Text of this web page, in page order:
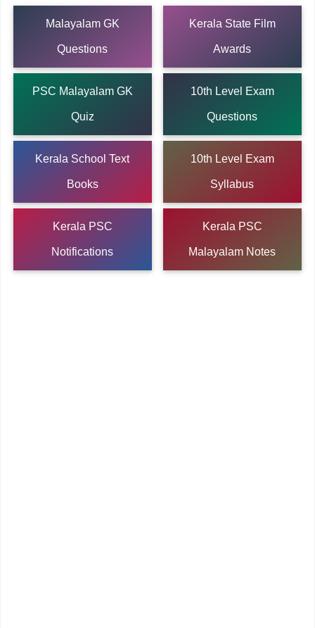
Malayalam GK
Questions
Kerala State Film
Awards
PSC Malayalam GK
Quiz
10th Level Exam
Questions
Kerala School Text
Books
10th Level Exam
Syllabus
Kerala PSC
Notifications
Kerala PSC
Malayalam Notes